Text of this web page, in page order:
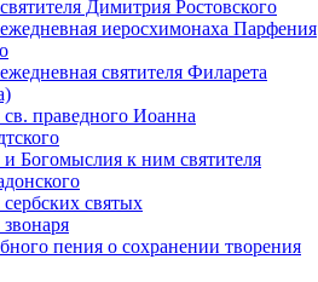
Димитрия Ростовского
иеросхимонаха Парфения
святителя Филарета
праведного Иоанна
Богомыслия к ним святителя
святых
пения о сохранении творения